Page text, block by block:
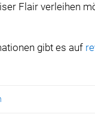
Flair verleihen
gibt es auf